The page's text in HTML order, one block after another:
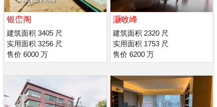
银峦阁
建筑面积 3405 尺
实用面积 3256 尺
售价 6000 万
灏畋峰
建筑面积 2320 尺
实用面积 1753 尺
售价 6200 万